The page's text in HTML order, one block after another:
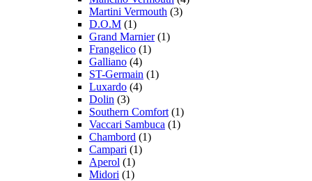
Martini Vermouth (3)
D.O.M (1)
Grand Marnier (1)
Frangelico (1)
Galliano (4)
ST-Germain (1)
Luxardo (4)
Dolin (3)
Southern Comfort (1)
Vaccari Sambuca (1)
Chambord (1)
Campari (1)
Aperol (1)
Midori (1)